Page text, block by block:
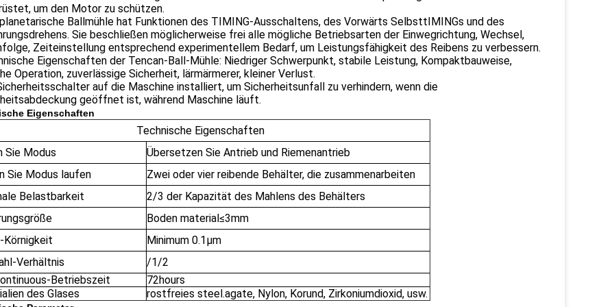
um den Motor zu schützen.
Ballmühle hat Funktionen des TIMING-Ausschaltens, des Vorwärts SelbsttIMINGs und des
Sie beschließen möglicherweise frei alle mögliche Betriebsarten der Einwegrichtung, Wechsel,
Zeiteinstellung entsprechend experimentellem Bedarf, um Leistungsfähigkeit des Reibens zu verbessern.
Eigenschaften der Tencan-Ball-Mühle: Niedriger Schwerpunkt, stabile Leistung, Kompaktbauweise,
Operation, zuverlässige Sicherheit, lärmärmerer, kleiner Verlust.
auf die Maschine installiert, um Sicherheitsunfall zu verhindern, wenn die
geöffnet ist, während Maschine läuft.
Eigenschaften
Technische Eigenschaften
Sie Modus
Übersetzen Sie Antrieb und Riemenantrieb
Sie Modus laufen
Zwei oder vier reibende Behälter, die zusammenarbeiten
Belastbarkeit
2/3 der Kapazität des Mahlens des Behälters
Boden material≤3mm
Körnigkeit
Minimum 0.1μm
Verhältnis
/1/2
Betriebszeit
72hours
des Glases
rostfreies steel.agate, Nylon, Korund, Zirkoniumdioxid, usw.